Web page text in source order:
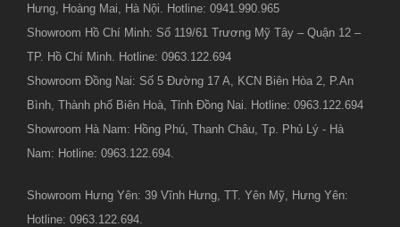
Hưng, Hoàng Mai, Hà Nội. Hotline: 0941.990.965
Showroom Hồ Chí Minh: Số 119/61 Trương Mỹ Tây – Quận 12 –
TP. Hồ Chí Minh. Hotline: 0963.122.694
Showroom Đồng Nai: Số 5 Đường 17 A, KCN Biên Hòa 2, P.An
Bình, Thành phố Biên Hoà, Tỉnh Đồng Nai. Hotline: 0963.122.694
Showroom Hà Nam: Hồng Phú, Thanh Châu, Tp. Phủ Lý - Hà
Nam: Hotline: 0963.122.694.
Showroom Hưng Yên: 39 Vĩnh Hưng, TT. Yên Mỹ, Hưng Yên:
Hotline: 0963.122.694.